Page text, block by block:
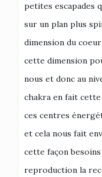
petites escapades
sur un plan plus
dimension du
cette dimension
nous et donc au
chakra en fait
ces centres
et cela nous fait
cette façon
reproduction la